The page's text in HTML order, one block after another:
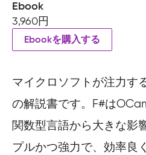
Ebook
3,960円
Ebookを購入する
マイクロソフトが注力す
の解説書です。F#は
関数型言語から大きな影
プルかつ強力で、効率良